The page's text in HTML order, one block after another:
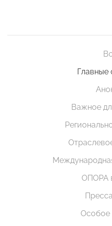
Главные
Важное
ОПОРА
Особое